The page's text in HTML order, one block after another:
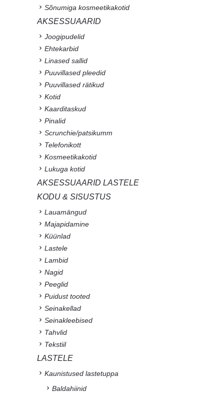
Sõnumiga kosmeetikakotid
AKSESSUAARID
Joogipudelid
Ehtekarbid
Linased sallid
Puuvillased pleedid
Puuvillased rätikud
Kotid
Kaarditaskud
Pinalid
Scrunchie/patsikumm
Telefonikott
Kosmeetikakotid
Lukuga kotid
AKSESSUAARID LASTELE
KODU & SISUSTUS
Lauamängud
Majapidamine
Küünlad
Lastele
Lambid
Nagid
Peeglid
Puidust tooted
Seinakellad
Seinakleebised
Tahvlid
Tekstiil
LASTELE
Kaunistused lastetuppa
Baldahiinid